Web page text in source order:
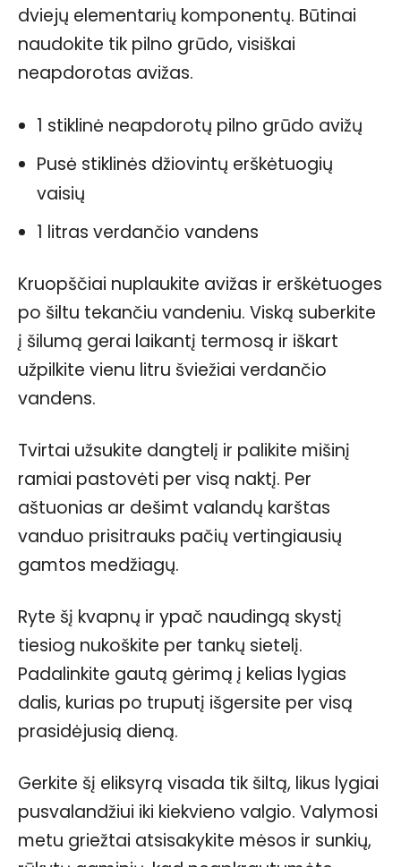
dviejų elementarių komponentų. Būtinai
naudokite tik pilno grūdo, visiškai
neapdorotas avižas.
1 stiklinė neapdorotų pilno grūdo avižų
Pusė stiklinės džiovintų erškėtuogių
vaisių
1 litras verdančio vandens
Kruopščiai nuplaukite avižas ir erškėtuoges
po šiltu tekančiu vandeniu. Viską suberkite
į šilumą gerai laikantį termosą ir iškart
užpilkite vienu litru šviežiai verdančio
vandens.
Tvirtai užsukite dangtelį ir palikite mišinį
ramiai pastovėti per visą naktį. Per
aštuonias ar dešimt valandų karštas
vanduo prisitrauks pačių vertingiausių
gamtos medžiagų.
Ryte šį kvapnų ir ypač naudingą skystį
tiesiog nukoškite per tankų sietelį.
Padalinkite gautą gėrimą į kelias lygias
dalis, kurias po truputį išgersite per visą
prasidėjusią dieną.
Gerkite šį eliksyrą visada tik šiltą, likus lygiai
pusvalandžiui iki kiekvieno valgio. Valymosi
metu griežtai atsisakykite mėsos ir sunkių,